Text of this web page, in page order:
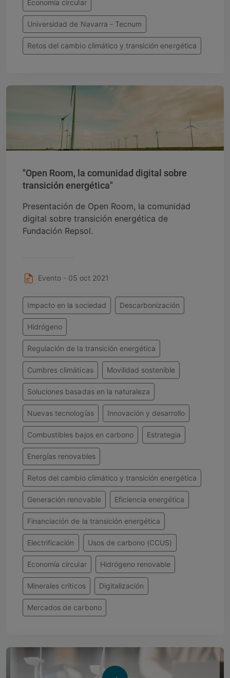
Economía circular
Universidad de Navarra - Tecnum
Retos del cambio climático y transición energética
"Open Room, la comunidad digital sobre
transición energética"
Presentación de Open Room, la comunidad
digital sobre transición energética de
Fundación Repsol.
Evento - 05 oct 2021
Impacto en la sociedad Descarbonización
Hidrógeno
Regulación de la transición energética
Cumbres climáticas Movilidad sostenible
Soluciones basadas en la naturaleza
Nuevas tecnologías Innovación y desarrollo
Combustibles bajos en carbono Estrategia
Energías renovables
Retos del cambio climático y transición energética
Generación renovable Eficiencia energética
Financiación de la transición energética
Electrificación Usos de carbono (CCUS)
Economía circular Hidrógeno renovable
Minerales críticos Digitalización
Mercados de carbono